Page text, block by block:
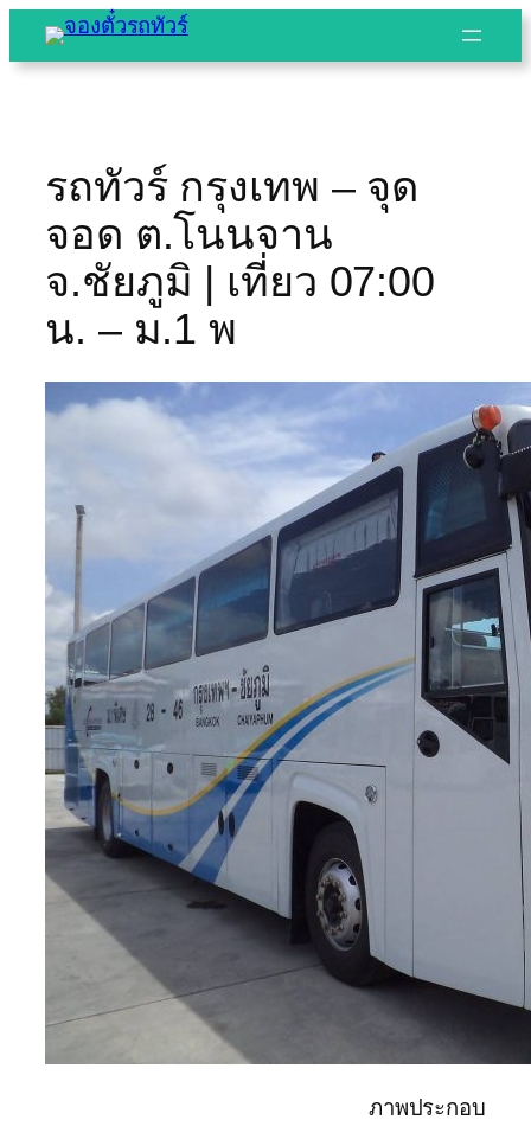
Skip
รถทัวร์ กรุงเทพ – จุด
จอด ต.โนนจาน
จ.ชัยภูมิ | เที่ยว 07:00
น. – ม.1 พ
ภาพประกอบ